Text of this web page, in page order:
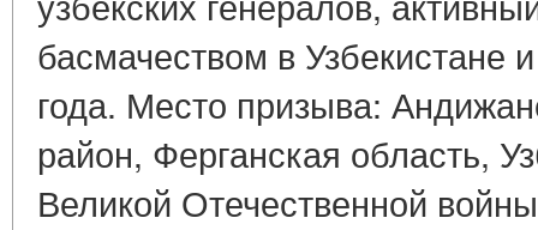
басмачеством в Узбекистане
года. Место призыва:
район, Ферганская область,
Великой Отечественной